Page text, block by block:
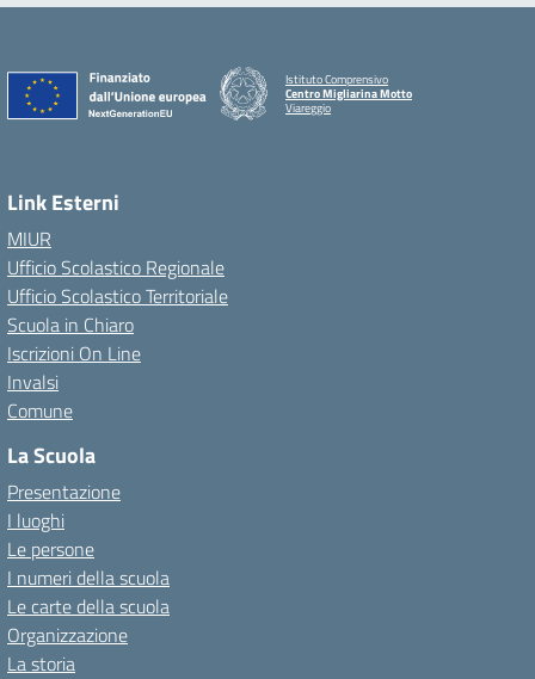
Istituto Comprensivo
Centro Migliarina Motto
Viareggio
Link Esterni
MIUR
Ufficio Scolastico Regionale
Ufficio Scolastico Territoriale
Scuola in Chiaro
Iscrizioni On Line
Invalsi
Comune
La Scuola
Presentazione
I luoghi
Le persone
I numeri della scuola
Le carte della scuola
Organizzazione
La storia